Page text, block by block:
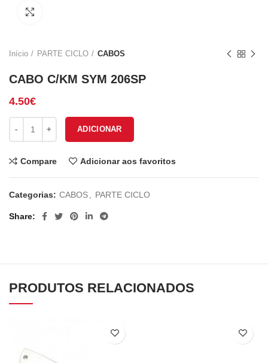
Início PARTE CICLO CABOS
CABO C/KM SYM 206SP
4.50€
Quantidade de CABO C/KM SYM 206SP
ADICIONAR
Compare Adicionar aos favoritos
Categorias: CABOS PARTE CICLO
Share
PRODUTOS RELACIONADOS